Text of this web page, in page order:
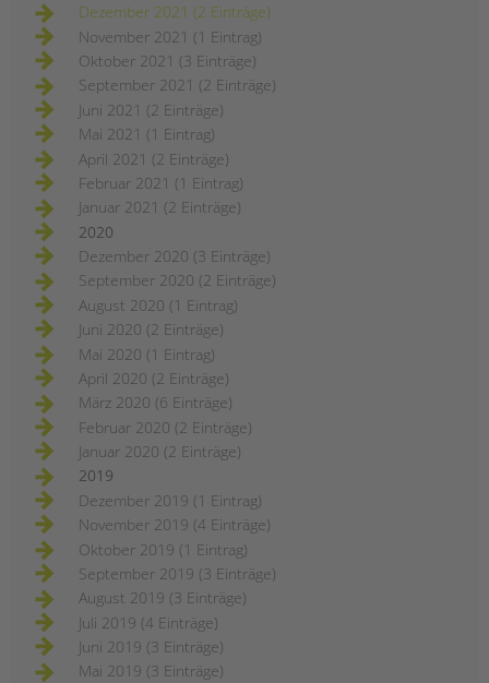
Dezember 2021 (2 Einträge)
November 2021 (1 Eintrag)
Oktober 2021 (3 Einträge)
September 2021 (2 Einträge)
Juni 2021 (2 Einträge)
Mai 2021 (1 Eintrag)
April 2021 (2 Einträge)
Februar 2021 (1 Eintrag)
Januar 2021 (2 Einträge)
2020
Dezember 2020 (3 Einträge)
September 2020 (2 Einträge)
August 2020 (1 Eintrag)
Juni 2020 (2 Einträge)
Mai 2020 (1 Eintrag)
April 2020 (2 Einträge)
März 2020 (6 Einträge)
Februar 2020 (2 Einträge)
Januar 2020 (2 Einträge)
2019
Dezember 2019 (1 Eintrag)
November 2019 (4 Einträge)
Oktober 2019 (1 Eintrag)
September 2019 (3 Einträge)
August 2019 (3 Einträge)
Juli 2019 (4 Einträge)
Juni 2019 (3 Einträge)
Mai 2019 (3 Einträge)